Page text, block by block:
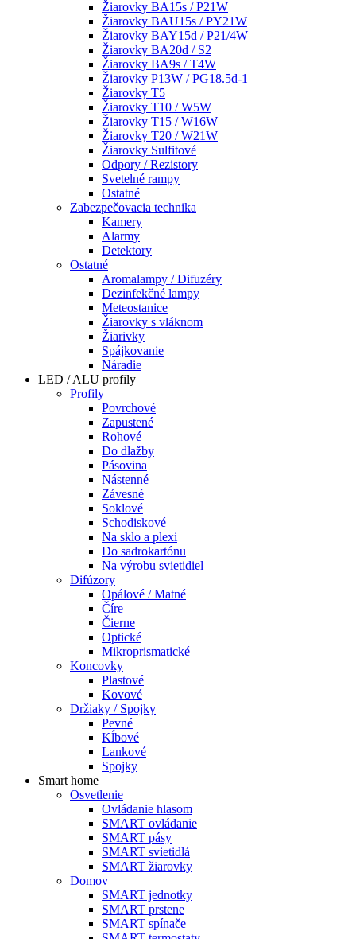
Žiarovky BA15s / P21W
Žiarovky BAU15s / PY21W
Žiarovky BAY15d / P21/4W
Žiarovky BA20d / S2
Žiarovky BA9s / T4W
Žiarovky P13W / PG18.5d-1
Žiarovky T5
Žiarovky T10 / W5W
Žiarovky T15 / W16W
Žiarovky T20 / W21W
Žiarovky Sulfitové
Odpory / Rezistory
Svetelné rampy
Ostatné
Zabezpečovacia technika
Kamery
Alarmy
Detektory
Ostatné
Aromalampy / Difuzéry
Dezinfekčné lampy
Meteostanice
Žiarovky s vláknom
Žiarivky
Spájkovanie
Náradie
LED / ALU profily
Profily
Povrchové
Zapustené
Rohové
Do dlažby
Pásovina
Nástenné
Závesné
Soklové
Schodiskové
Na sklo a plexi
Do sadrokartónu
Na výrobu svietidiel
Difúzory
Opálové / Matné
Číre
Čierne
Optické
Mikroprismatické
Koncovky
Plastové
Kovové
Držiaky / Spojky
Pevné
Kĺbové
Lankové
Spojky
Smart home
Osvetlenie
Ovládanie hlasom
SMART ovládanie
SMART pásy
SMART svietidlá
SMART žiarovky
Domov
SMART jednotky
SMART prstene
SMART spínače